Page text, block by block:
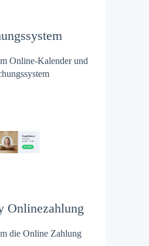
Online-Kalender und
Onlinezahlung
die Online Zahlung